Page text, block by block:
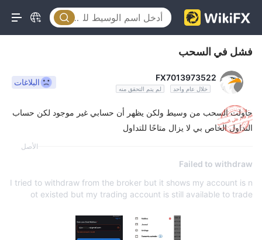
فشل في السحب
FX7013973522
خلال عام واحد لم يتم التحقق منه
البلاغات
حاولت السحب من وسيط ولكن يظهر أن حسابي غير موجود لكن حساب
التداول الخاص بي لا يزال متاحًا للتداول
الأصل
Failed to withdraw
I tried to withdraw from the broker but it shows my account is n
ot existed but my trading account is still available to trade